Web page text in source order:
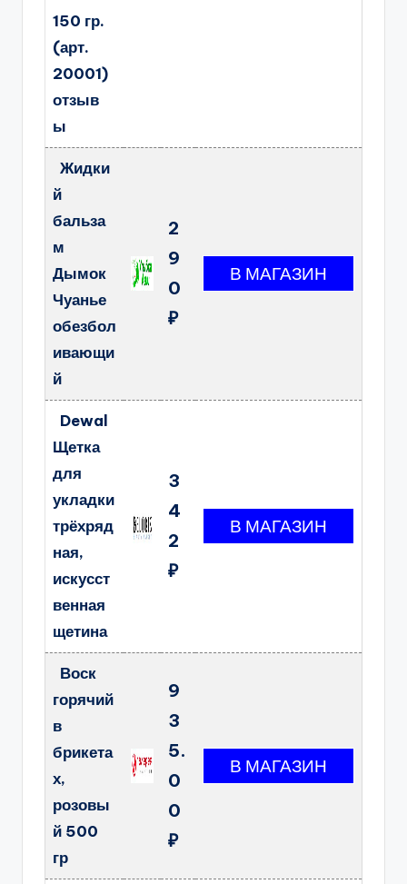
150 гр.
(арт.
20001)
отзыв
ы
Жидки
й
бальза
м
Дымок
Чуанье
обезбол
ивающи
й
2
9
0
₽
Dewal
Щетка
для
укладки
трёхряд
ная,
искусст
венная
щетина
3
4
2
₽
Воск
горячий
в
брикета
х,
розовы
й 500
гр
9
3
5.
0
0
₽